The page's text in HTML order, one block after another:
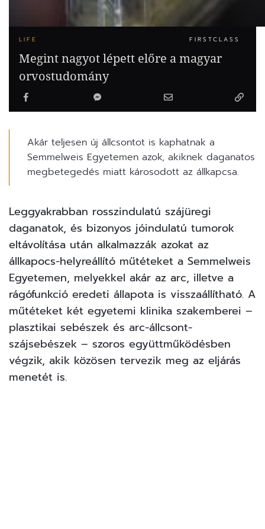
LIFE FIRSTCLASS
Megint nagyot lépett előre a magyar
orvostudomány
Akár teljesen új állcsontot is kaphatnak a
Semmelweis Egyetemen azok, akiknek daganatos
megbetegedés miatt károsodott az állkapcsa.
Leggyakrabban rosszindulatú szájüregi
daganatok, és bizonyos jóindulatú tumorok
eltávolítása után alkalmazzák azokat az
állkapocs-helyreállító műtéteket a Semmelweis
Egyetemen, melyekkel akár az arc, illetve a
rágófunkció eredeti állapota is visszaállítható. A
műtéteket két egyetemi klinika szakemberei –
plasztikai sebészek és arc-állcsont-
szájsebészek – szoros együttműködésben
végzik, akik közösen tervezik meg az eljárás
menetét is.